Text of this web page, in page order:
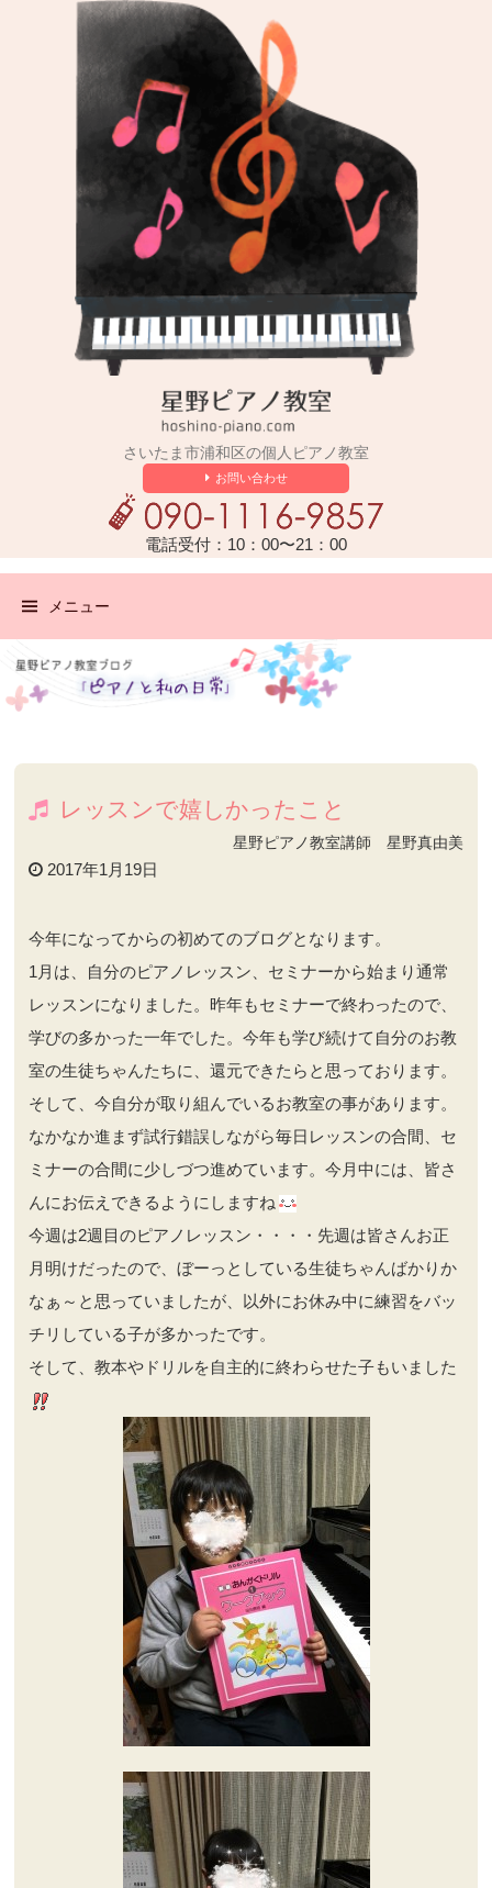
さいたま市浦和区の個人ピアノ教室
お問い合わせ
電話受付：10：00〜21：00
メニュー
レッスンで嬉しかったこと
星野ピアノ教室講師 星野真由美
2017年1月19日
今年になってからの初めてのブログとなります。
1月は、自分のピアノレッスン、セミナーから始まり通常
レッスンになりました。昨年もセミナーで終わったので、
学びの多かった一年でした。今年も学び続けて自分のお教
室の生徒ちゃんたちに、還元できたらと思っております。
そして、今自分が取り組んでいるお教室の事があります。
なかなか進まず試行錯誤しながら毎日レッスンの合間、セ
ミナーの合間に少しづつ進めています。今月中には、皆さ
んにお伝えできるようにしますね
今週は2週目のピアノレッスン・・・・先週は皆さんお正
月明けだったので、ぼーっとしている生徒ちゃんばかりか
なぁ～と思っていましたが、以外にお休み中に練習をバッ
チリしている子が多かったです。
そして、教本やドリルを自主的に終わらせた子もいました